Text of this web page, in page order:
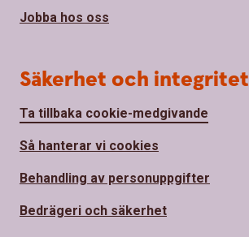
Jobba hos oss
Säkerhet och integritet
Ta tillbaka cookie-medgivande
Så hanterar vi cookies
Behandling av personuppgifter
Bedrägeri och säkerhet